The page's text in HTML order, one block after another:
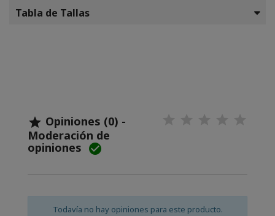
Tabla de Tallas
 Opiniones (0) -
Moderación de
opiniones 
Todavía no hay opiniones para este producto.